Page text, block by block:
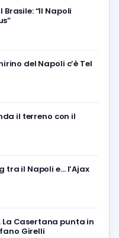
Brasile: “Il Napoli
del Napoli c’è Tel
il terreno con il
tra il Napoli e… l’Ajax
La Casertana punta in
Girelli